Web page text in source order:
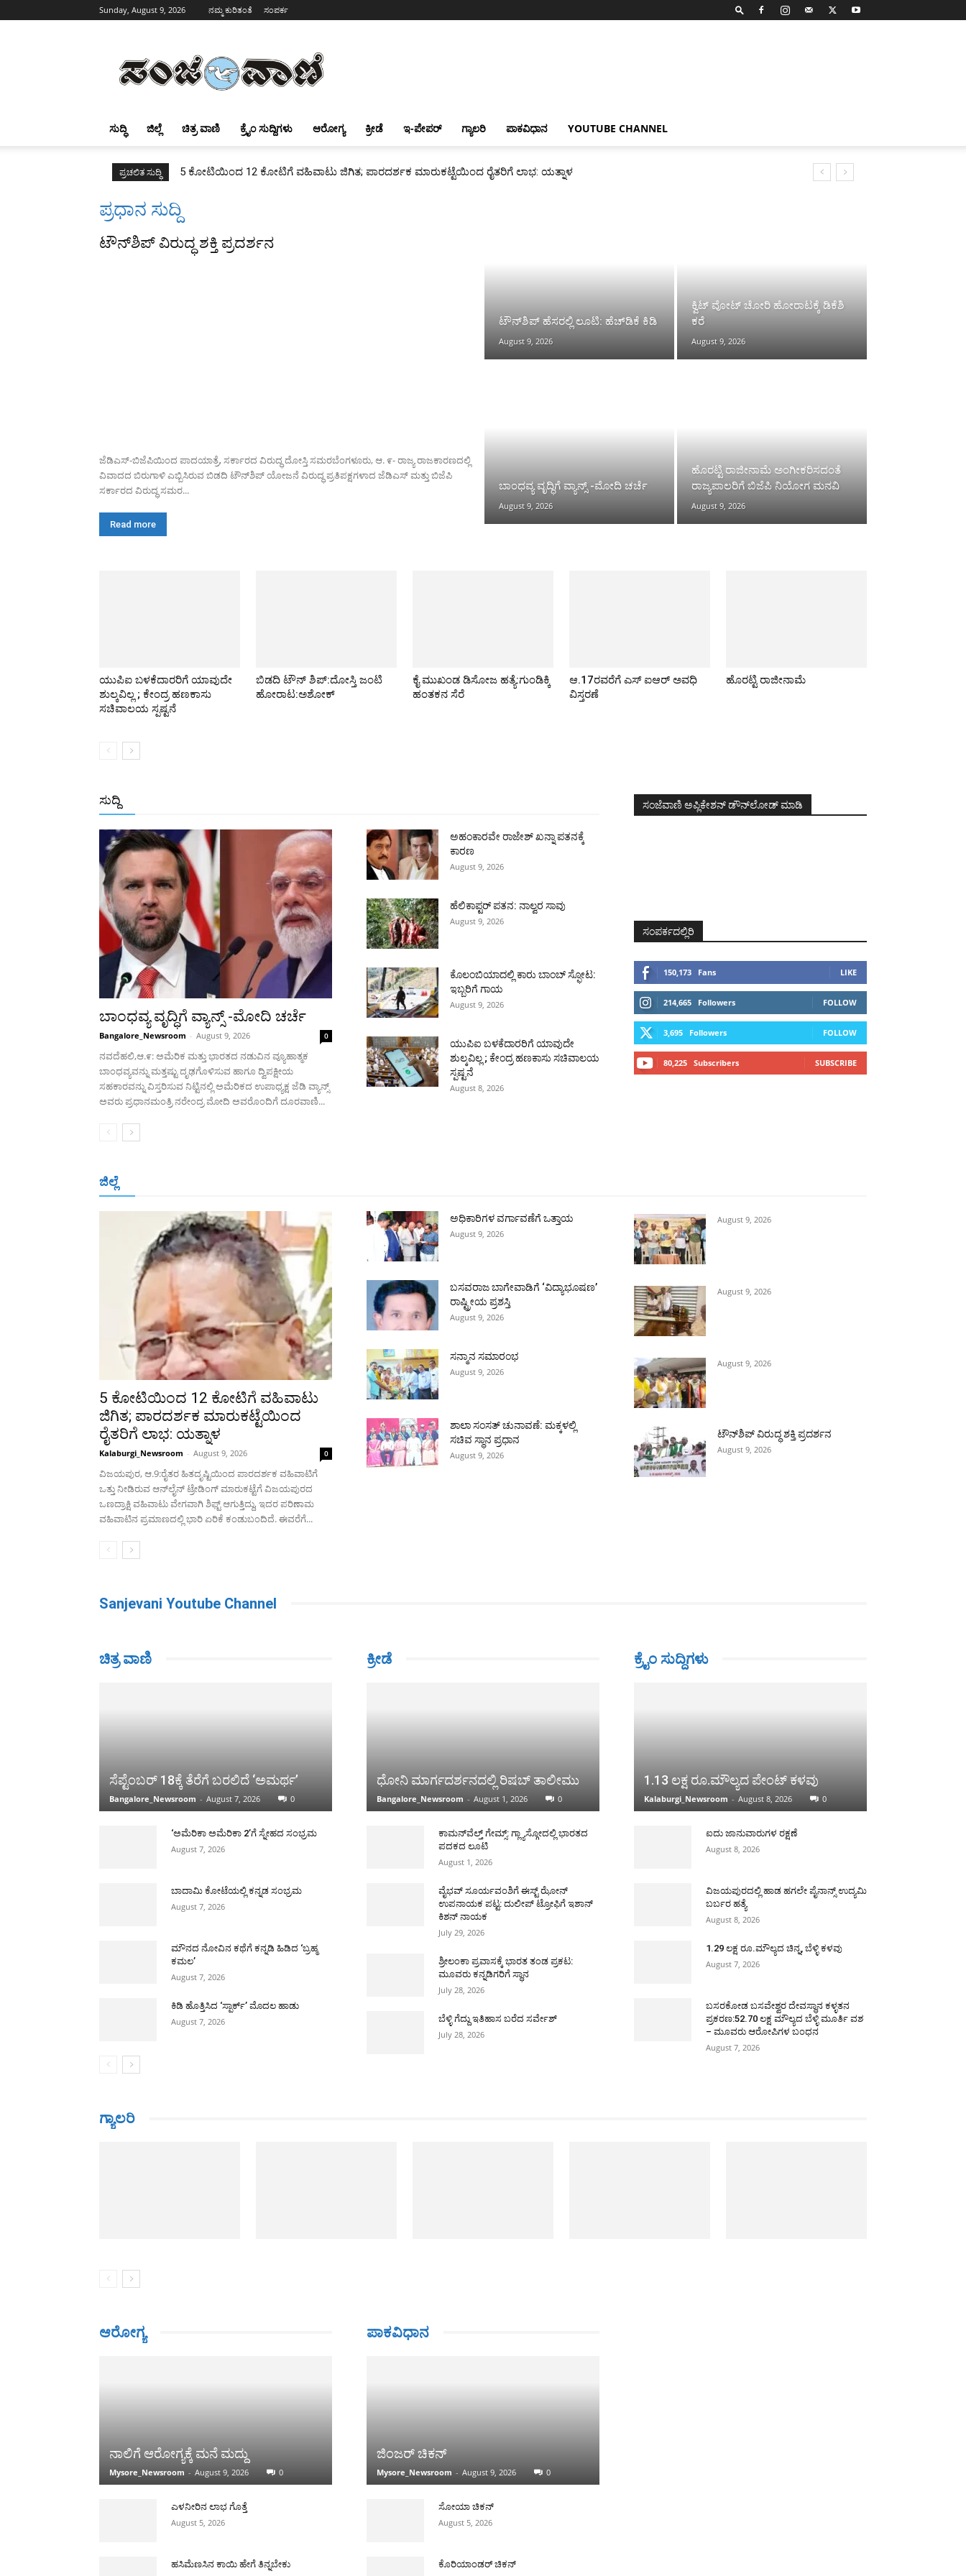
Sunday, August 9, 2026 ನಮ್ಮ ಕುರಿತಂತೆ ಸಂಪರ್ಕ
ಸುದ್ಧಿ ಜಿಲ್ಲೆ ಚಿತ್ರ ವಾಣಿ ಕ್ರೈಂ ಸುದ್ದಿಗಳು ಆರೋಗ್ಯ ಕ್ರೀಡೆ ಇ-ಪೇಪರ್ ಗ್ಯಾಲರಿ ಪಾಕವಿಧಾನ YOUTUBE CHANNEL
ಪ್ರಚಲಿತ ಸುದ್ಧಿ 5 ಕೋಟಿಯಿಂದ 12 ಕೋಟಿಗೆ ವಹಿವಾಟು ಜಿಗಿತ; ಪಾರದರ್ಶಕ ಮಾರುಕಟ್ಟೆಯಿಂದ ರೈತರಿಗೆ ಲಾಭ: ಯತ್ನಾಳ
ಪ್ರಧಾನ ಸುದ್ದಿ
ಟೌನ್‌ಶಿಪ್ ವಿರುದ್ಧ ಶಕ್ತಿ ಪ್ರದರ್ಶನ
ಜೆಡಿಎಸ್-ಬಿಜೆಪಿಯಿಂದ ಪಾದಯಾತ್ರೆ, ಸರ್ಕಾರದ ವಿರುದ್ಧ ದೋಸ್ತಿ ಸಮರಬೆಂಗಳೂರು, ಆ. ೯- ರಾಜ್ಯ ರಾಜಕಾರಣದಲ್ಲಿ
ವಿವಾದದ ಬಿರುಗಾಳಿ ಎಬ್ಬಿಸಿರುವ ಬಿಡದಿ ಟೌನ್‌ಶಿಪ್ ಯೋಜನೆ ವಿರುದ್ಧ ಪ್ರತಿಪಕ್ಷಗಳಾದ ಜೆಡಿಎಸ್ ಮತ್ತು ಬಿಜೆಪಿ
ಸರ್ಕಾರದ ವಿರುದ್ಧ ಸಮರ...
Read more
ಟೌನ್‌ಶಿಪ್ ಹೆಸರಲ್ಲಿ ಲೂಟಿ: ಹೆಚ್‌ಡಿಕೆ ಕಿಡಿ
August 9, 2026
ಕ್ವಿಟ್ ವೋಟ್ ಚೋರಿ ಹೋರಾಟಕ್ಕೆ ಡಿಕೆಶಿ
ಕರೆ
August 9, 2026
ಬಾಂಧವ್ಯ ವೃದ್ಧಿಗೆ ವ್ಯಾನ್ಸ್ -ಮೋದಿ ಚರ್ಚೆ
August 9, 2026
ಹೊರಟ್ಟಿ ರಾಜೀನಾಮೆ ಅಂಗೀಕರಿಸದಂತೆ
ರಾಜ್ಯಪಾಲರಿಗೆ ಬಿಜೆಪಿ ನಿಯೋಗ ಮನವಿ
August 9, 2026
ಯುಪಿಐ ಬಳಕೆದಾರರಿಗೆ ಯಾವುದೇ
ಶುಲ್ಕವಿಲ್ಲ ; ಕೇಂದ್ರ ಹಣಕಾಸು
ಸಚಿವಾಲಯ ಸ್ಪಷ್ಟನೆ
ಬಿಡದಿ ಟೌನ್ ಶಿಪ್:ದೋಸ್ತಿ ಜಂಟಿ
ಹೋರಾಟ:ಅಶೋಕ್
ಕೈ ಮುಖಂಡ ಡಿಸೋಜ ಹತ್ಯೆ:ಗುಂಡಿಕ್ಕಿ
ಹಂತಕನ ಸೆರೆ
ಆ.17ರವರೆಗೆ ಎಸ್ ಐಆರ್ ಅವಧಿ
ವಿಸ್ತರಣೆ
ಹೊರಟ್ಟಿ ರಾಜೀನಾಮೆ
ಸುದ್ದಿ
ಬಾಂಧವ್ಯ ವೃದ್ಧಿಗೆ ವ್ಯಾನ್ಸ್ -ಮೋದಿ ಚರ್ಚೆ
Bangalore_Newsroom - August 9, 2026 0
ನವದೆಹಲಿ,ಆ.೯: ಅಮೆರಿಕ ಮತ್ತು ಭಾರತದ ನಡುವಿನ ವ್ಯೂಹಾತ್ಮಕ
ಬಾಂಧವ್ಯವನ್ನು ಮತ್ತಷ್ಟು ದೃಢಗೊಳಿಸುವ ಹಾಗೂ ದ್ವಿಪಕ್ಷೀಯ
ಸಹಕಾರವನ್ನು ವಿಸ್ತರಿಸುವ ನಿಟ್ಟಿನಲ್ಲಿ ಅಮೆರಿಕದ ಉಪಾಧ್ಯಕ್ಷ ಜೆಡಿ ವ್ಯಾನ್ಸ್
ಅವರು ಪ್ರಧಾನಮಂತ್ರಿ ನರೇಂದ್ರ ಮೋದಿ ಅವರೊಂದಿಗೆ ದೂರವಾಣಿ...
ಅಹಂಕಾರವೇ ರಾಜೇಶ್ ಖನ್ನಾ ಪತನಕ್ಕೆ
ಕಾರಣ
August 9, 2026
ಹೆಲಿಕಾಪ್ಟರ್ ಪತನ: ನಾಲ್ವರ ಸಾವು
August 9, 2026
ಕೊಲಂಬಿಯಾದಲ್ಲಿ ಕಾರು ಬಾಂಬ್ ಸ್ಫೋಟ:
ಇಬ್ಬರಿಗೆ ಗಾಯ
August 9, 2026
ಯುಪಿಐ ಬಳಕೆದಾರರಿಗೆ ಯಾವುದೇ
ಶುಲ್ಕವಿಲ್ಲ ; ಕೇಂದ್ರ ಹಣಕಾಸು ಸಚಿವಾಲಯ
ಸ್ಪಷ್ಟನೆ
August 8, 2026
ಸಂಜೆವಾಣಿ ಅಪ್ಲಿಕೇಶನ್ ಡೌನ್‌ಲೋಡ್ ಮಾಡಿ
ಸಂಪರ್ಕದಲ್ಲಿರಿ
150,173 Fans LIKE
214,665 Followers FOLLOW
3,695 Followers FOLLOW
80,225 Subscribers SUBSCRIBE
ಜಿಲ್ಲೆ
5 ಕೋಟಿಯಿಂದ 12 ಕೋಟಿಗೆ ವಹಿವಾಟು
ಜಿಗಿತ; ಪಾರದರ್ಶಕ ಮಾರುಕಟ್ಟೆಯಿಂದ
ರೈತರಿಗೆ ಲಾಭ: ಯತ್ನಾಳ
Kalaburgi_Newsroom - August 9, 2026 0
ವಿಜಯಪುರ, ಆ.9:ರೈತರ ಹಿತದೃಷ್ಟಿಯಿಂದ ಪಾರದರ್ಶಕ ವಹಿವಾಟಿಗೆ
ಒತ್ತು ನೀಡಿರುವ ಆನ್‍ಲೈನ್ ಟ್ರೇಡಿಂಗ್ ಮಾರುಕಟ್ಟೆಗೆ ವಿಜಯಪುರದ
ಒಣದ್ರಾಕ್ಷಿ ವಹಿವಾಟು ವೇಗವಾಗಿ ಶಿಫ್ಟ್ ಆಗುತ್ತಿದ್ದು, ಇದರ ಪರಿಣಾಮ
ವಹಿವಾಟಿನ ಪ್ರಮಾಣದಲ್ಲಿ ಭಾರಿ ಏರಿಕೆ ಕಂಡುಬಂದಿದೆ. ಈವರೆಗೆ...
ಅಧಿಕಾರಿಗಳ ವರ್ಗಾವಣೆಗೆ ಒತ್ತಾಯ
August 9, 2026
ಬಸವರಾಜ ಬಾಗೇವಾಡಿಗೆ ‘ವಿದ್ಯಾಭೂಷಣ’
ರಾಷ್ಟ್ರೀಯ ಪ್ರಶಸ್ತಿ
August 9, 2026
ಸನ್ಮಾನ ಸಮಾರಂಭ
August 9, 2026
ಶಾಲಾ ಸಂಸತ್ ಚುನಾವಣೆ: ಮಕ್ಕಳಲ್ಲಿ
ಸಚಿವ ಸ್ಥಾನ ಪ್ರಧಾನ
August 9, 2026
August 9, 2026
August 9, 2026
August 9, 2026
ಟೌನ್‌ಶಿಪ್ ವಿರುದ್ಧ ಶಕ್ತಿ ಪ್ರದರ್ಶನ
August 9, 2026
Sanjevani Youtube Channel
ಚಿತ್ರ ವಾಣಿ
ಸೆಪ್ಟೆಂಬರ್ 18ಕ್ಕೆ ತೆರೆಗೆ ಬರಲಿದೆ ‘ಅಮರ್ಥ’
Bangalore_Newsroom - August 7, 2026 0
‘ಅಮೆರಿಕಾ ಅಮೆರಿಕಾ 2’ಗೆ ಸ್ನೇಹದ ಸಂಭ್ರಮ
August 7, 2026
ಬಾದಾಮಿ ಕೋಟೆಯಲ್ಲಿ ಕನ್ನಡ ಸಂಭ್ರಮ
August 7, 2026
ಮೌನದ ನೋವಿನ ಕಥೆಗೆ ಕನ್ನಡಿ ಹಿಡಿದ ‘ಬ್ರಹ್ಮ
ಕಮಲ’
August 7, 2026
ಕಿಡಿ ಹೊತ್ತಿಸಿದ ‘ಸ್ಪಾರ್ಕ್’ ಮೊದಲ ಹಾಡು
August 7, 2026
ಕ್ರೀಡೆ
ಧೋನಿ ಮಾರ್ಗದರ್ಶನದಲ್ಲಿ ರಿಷಬ್ ತಾಲೀಮು
Bangalore_Newsroom - August 1, 2026 0
ಕಾಮನ್‌ವೆಲ್ತ್ ಗೇಮ್ಸ್: ಗ್ಲ್ಯಾಸ್ಗೋದಲ್ಲಿ ಭಾರತದ
ಪದಕದ ಲೂಟಿ
August 1, 2026
ವೈಭವ್ ಸೂರ್ಯವಂಶಿಗೆ ಈಸ್ಟ್ ಝೋನ್
ಉಪನಾಯಕ ಪಟ್ಟ: ದುಲೀಪ್ ಟ್ರೋಫಿಗೆ ಇಶಾನ್
ಕಿಶನ್ ನಾಯಕ
July 29, 2026
ಶ್ರೀಲಂಕಾ ಪ್ರವಾಸಕ್ಕೆ ಭಾರತ ತಂಡ ಪ್ರಕಟ:
ಮೂವರು ಕನ್ನಡಿಗರಿಗೆ ಸ್ಥಾನ
July 28, 2026
ಬೆಳ್ಳಿ ಗೆದ್ದು ಇತಿಹಾಸ ಬರೆದ ಸರ್ವೇಶ್
July 28, 2026
ಕ್ರೈಂ ಸುದ್ದಿಗಳು
1.13 ಲಕ್ಷ ರೂ.ಮೌಲ್ಯದ ಪೇಂಟ್ ಕಳವು
Kalaburgi_Newsroom - August 8, 2026 0
ಐದು ಜಾನುವಾರುಗಳ ರಕ್ಷಣೆ
August 8, 2026
ವಿಜಯಪುರದಲ್ಲಿ ಹಾಡ ಹಗಲೇ ಪೈನಾನ್ಸ್ ಉದ್ಯಮಿ
ಬರ್ಬರ ಹತ್ಯೆ
August 8, 2026
1.29 ಲಕ್ಷ ರೂ.ಮೌಲ್ಯದ ಚಿನ್ನ, ಬೆಳ್ಳಿ ಕಳವು
August 7, 2026
ಬಸರಕೋಡ ಬಸವೇಶ್ವರ ದೇವಸ್ಥಾನ ಕಳ್ಳತನ
ಪ್ರಕರಣ:52.70 ಲಕ್ಷ ಮೌಲ್ಯದ ಬೆಳ್ಳಿ ಮೂರ್ತಿ ವಶ
– ಮೂವರು ಆರೋಪಿಗಳ ಬಂಧನ
August 7, 2026
ಗ್ಯಾಲರಿ
ಆರೋಗ್ಯ
ನಾಲಿಗೆ ಆರೋಗ್ಯಕ್ಕೆ ಮನೆ ಮದ್ದು
Mysore_Newsroom - August 9, 2026 0
ಎಳನೀರಿನ ಲಾಭ ಗೊತ್ತೆ
August 5, 2026
ಹಸಿಮೆಣಸಿನ ಕಾಯಿ ಹೇಗೆ ತಿನ್ನಬೇಕು
ಪಾಕವಿಧಾನ
ಜಿಂಜರ್ ಚಿಕನ್
Mysore_Newsroom - August 9, 2026 0
ಸೋಯಾ ಚಿಕನ್
August 5, 2026
ಕೊರಿಯಾಂಡರ್ ಚಿಕನ್